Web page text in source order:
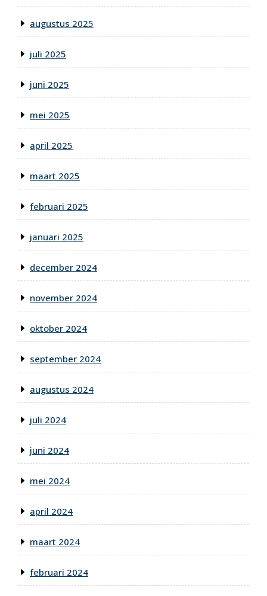
augustus 2025
juli 2025
juni 2025
mei 2025
april 2025
maart 2025
februari 2025
januari 2025
december 2024
november 2024
oktober 2024
september 2024
augustus 2024
juli 2024
juni 2024
mei 2024
april 2024
maart 2024
februari 2024